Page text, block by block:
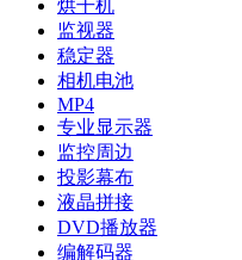
烘干机
监视器
稳定器
相机电池
MP4
专业显示器
监控周边
投影幕布
液晶拼接
DVD播放器
编解码器